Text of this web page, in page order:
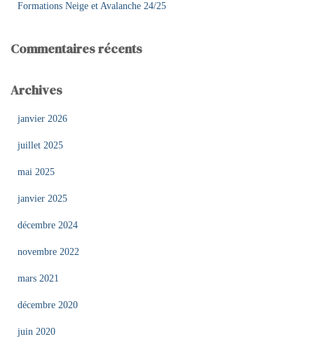
Formations Neige et Avalanche 24/25
Commentaires récents
Archives
janvier 2026
juillet 2025
mai 2025
janvier 2025
décembre 2024
novembre 2022
mars 2021
décembre 2020
juin 2020